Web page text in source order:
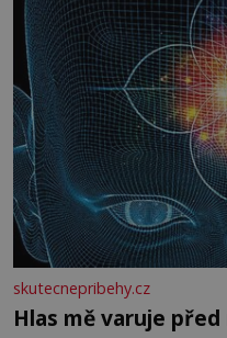
skutecnepribehy.cz
Hlas mě varuje